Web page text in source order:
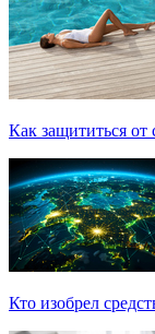
Как защититься от
Кто изобрел